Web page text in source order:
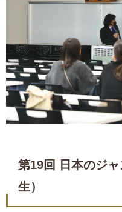
第19回 日本のジ
生）